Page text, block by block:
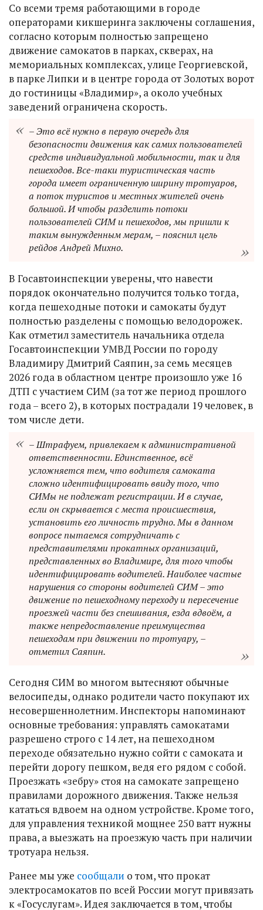
Со всеми тремя работающими в городе
операторами кикшеринга заключены соглашения,
согласно которым полностью запрещено
движение самокатов в парках, скверах, на
мемориальных комплексах, улице Георгиевской,
в парке Липки и в центре города от Золотых ворот
до гостиницы «Владимир», а около учебных
заведений ограничена скорость.
– Это всё нужно в первую очередь для
безопасности движения как самих пользователей
средств индивидуальной мобильности, так и для
пешеходов. Все-таки туристическая часть
города имеет ограниченную ширину тротуаров,
а поток туристов и местных жителей очень
большой. И чтобы разделить потоки
пользователей СИМ и пешеходов, мы пришли к
таким вынужденным мерам, – пояснил цель
рейдов Андрей Михно.
В Госавтоинспекции уверены, что навести
порядок окончательно получится только тогда,
когда пешеходные потоки и самокаты будут
полностью разделены с помощью велодорожек.
Как отметил заместитель начальника отдела
Госавтоинспекции УМВД России по городу
Владимиру Дмитрий Саяпин, за семь месяцев
2026 года в областном центре произошло уже 16
ДТП с участием СИМ (за тот же период прошлого
года – всего 2), в которых пострадали 19 человек, в
том числе дети.
– Штрафуем, привлекаем к административной
ответственности. Единственное, всё
усложняется тем, что водителя самоката
сложно идентифицировать ввиду того, что
СИМы не подлежат регистрации. И в случае,
если он скрывается с места происшествия,
установить его личность трудно. Мы в данном
вопросе пытаемся сотрудничать с
представителями прокатных организаций,
представленных во Владимире, для того чтобы
идентифицировать водителей. Наиболее частые
нарушения со стороны водителей СИМ – это
движение по пешеходному переходу и пересечение
проезжей части без спешивания, езда вдвоём, а
также непредоставление преимущества
пешеходам при движении по тротуару, –
отметил Саяпин.
Сегодня СИМ во многом вытесняют обычные
велосипеды, однако родители часто покупают их
несовершеннолетним. Инспекторы напоминают
основные требования: управлять самокатами
разрешено строго с 14 лет, на пешеходном
переходе обязательно нужно сойти с самоката и
перейти дорогу пешком, ведя его рядом с собой.
Проезжать «зебру» стоя на самокате запрещено
правилами дорожного движения. Также нельзя
кататься вдвоем на одном устройстве. Кроме того,
для управления техникой мощнее 250 ватт нужны
права, а выезжать на проезжую часть при наличии
тротуара нельзя.
Ранее мы уже сообщали о том, что прокат
электросамокатов по всей России могут привязать
к «Госуслугам». Идея заключается в том, чтобы